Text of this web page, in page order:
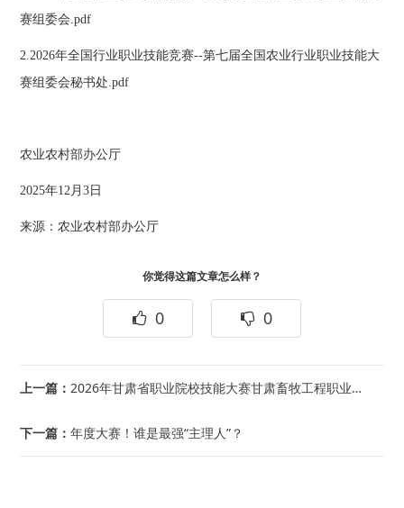
赛组委会.pdf
2.2026年全国行业职业技能竞赛--第七届全国农业行业职业技能大
赛组委会秘书处.pdf
农业农村部办公厅
2025年12月3日
来源：农业农村部办公厅
你觉得这篇文章怎么样？
0 0
上一篇：2026年甘肃省职业院校技能大赛甘肃畜牧工程职业技术学院赛点开赛
下一篇：年度大赛！谁是最强“主理人”？